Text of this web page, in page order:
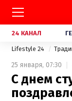
24 КАНАЛ
Lifestyle 24
25 января, 07:30
С днем